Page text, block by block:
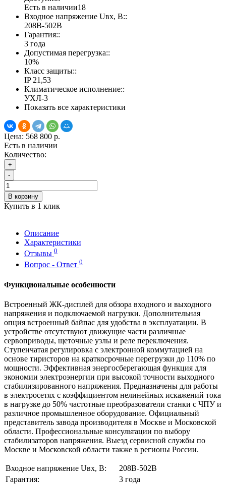
Есть в наличии18
Входное напряжение Uвх, В::
208В-502В
Гарантия::
3 года
Допустимая перегрузка::
10%
Класс защиты::
IP 21,53
Климатическое исполнение::
УХЛ-3
Показать все характеристики
Цена: 568 800 р.
Есть в наличии
Количество:
+
-
В корзину
Купить в 1 клик
Описание
Характеристики
Отзывы 0
Вопрос - Ответ 0
Функциональные особенности
Встроенный ЖК-дисплей для обзора входного и выходного
напряжения и подключаемой нагрузки. Дополнительная
опция встроенный байпас для удобства в эксплуатации. В
устройстве отсутствуют движущие части различные
сервоприводы, щеточные узлы и реле переключения.
Ступенчатая регулировка с электронной коммутацией на
основе тиристоров на краткосрочные перегрузки до 110% по
мощности. Эффективная энергосберегающая функция для
экономии электроэнергии при высокой точности выходного
стабилизированного напряжения. Предназначены для работы
в электросетях с коэффициентом нелинейных искажений тока
в нагрузке до 50% частотные преобразователи станки с ЧПУ и
различное промышленное оборудование. Официальный
представитель завода производителя в Москве и Московской
области. Профессиональные консультации по выбору
стабилизаторов напряжения. Выезд сервисной службы по
Москве и Московской области также в регионы России.
Входное напряжение Uвх, В:
208В-502В
Гарантия:
3 года